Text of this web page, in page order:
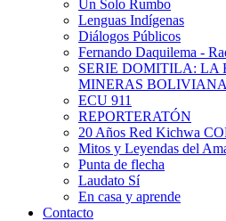
Un Solo Rumbo
Lenguas Indígenas
Diálogos Públicos
Fernando Daquilema -
SERIE DOMITILA: LA
MINERAS
ECU 911
REPORTERATÓN
20 Años Red Kichwa
Mitos y Leyendas del
Punta de flecha
Laudato Sí
En casa y aprende
Contacto